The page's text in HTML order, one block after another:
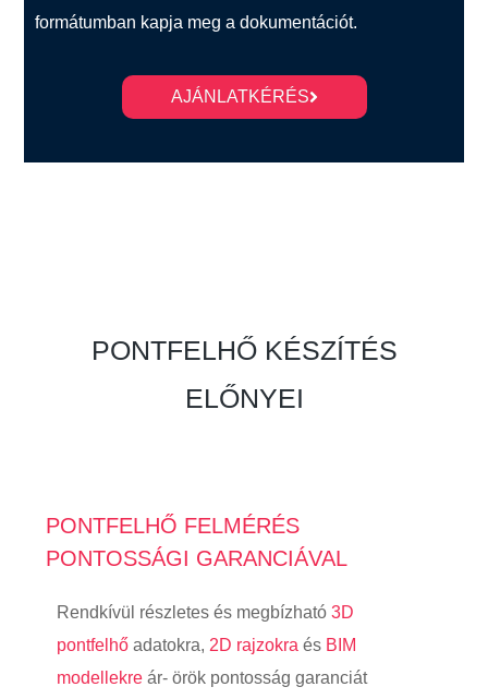
formátumban kapja meg a dokumentációt.
AJÁNLATKÉRÉS
PONTFELHŐ KÉSZÍTÉS
ELŐNYEI
PONTFELHŐ FELMÉRÉS
PONTOSSÁGI GARANCIÁVAL
Rendkívül részletes és megbízható3D
pontfelhő adatokra, 2D rajzokra és BIM
modellekre ár- örök pontosság garanciát